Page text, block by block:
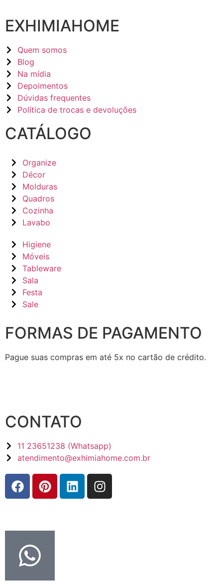
EXHIMIAHOME
Quem somos
Blog
Na mídia
Depoimentos
Dúvidas frequentes
Política de trocas e devoluções
CATÁLOGO
Organize
Décor
Molduras
Quadros
Cozinha
Lavabo
Higiene
Móveis
Tableware
Sala
Festa
Sale
FORMAS DE PAGAMENTO
Pague suas compras em até 5x no cartão de crédito.
CONTATO
11 23651238 (Whatsapp)
atendimento@exhimiahome.com.br